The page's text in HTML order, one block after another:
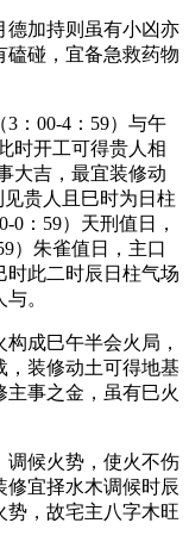
德加持则虽有小凶亦
磕碰，宜备急救药物
：00-4：59）与午
时开工可得贵人相
大吉，最宜装修动
贵人且巳时为日柱
0：59）天刑值日，
）朱雀值日，主口
时此二时辰日柱气场
。
成巳午半会火局，
，装修动土可得地基
事之金，虽有巳火
调候火势，使火不伤
修宜择水木调候时辰
势，故宅主八字木旺